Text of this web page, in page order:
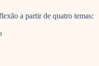
a partir de quatro temas: